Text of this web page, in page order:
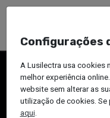
A
Configurações
A Lusilectra usa cookies
melhor experiência
website sem alterar as
utilização de cookies. Se
aqui.